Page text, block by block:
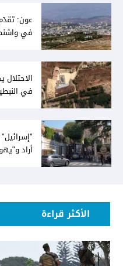
عون:
في
الاحتلال
في
أراد
الأكثر قراءة